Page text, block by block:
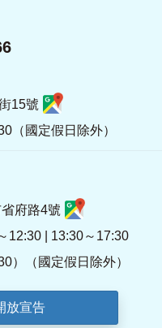
15號
（國定假日除外）
府路4號
12:30 | 13:30～17:30
）（國定假日除外）
放宣告